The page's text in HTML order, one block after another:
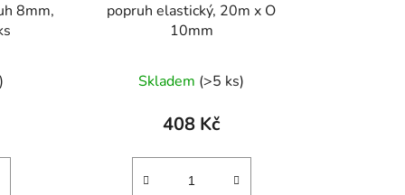
8mm,
popruh elastický, 20m x O
10mm
Skladem (>5 ks)
408 Kč